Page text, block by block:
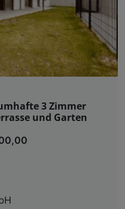
3 Zimmer
und Garten